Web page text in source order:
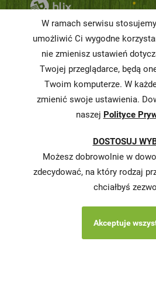
żywności
strategii
Karty
W ramach serwisu
umożliwić Ci wygodne
nie zmienisz ustawień
Twojej przeglądarce, będą
Twoim komputerze. W
zmienić swoje ustawienia.
naszej Polityce
DOSTOSUJ
Możesz dobrowolnie w
zdecydować, na który rodzaj
chciałbyś
Akceptuje